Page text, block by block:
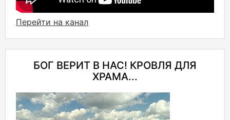
Перейти на канал
БОГ ВЕРИТ В НАС! КРОВЛЯ ДЛЯ
ХРАМА...